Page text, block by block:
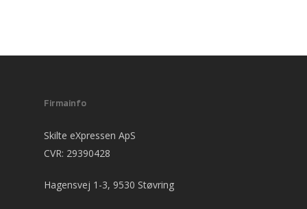
Firmainfo
Skilte eXpressen ApS
CVR: 29390428
Hagensvej 1-3, 9530 Støvring